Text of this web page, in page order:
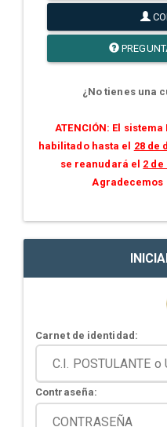
¿No tienes una
ATENCIÓN: El sistema
habilitado hasta el 28 de
se reanudará el 2 de
Agradecemos
Carnet de identidad:
Contraseña: